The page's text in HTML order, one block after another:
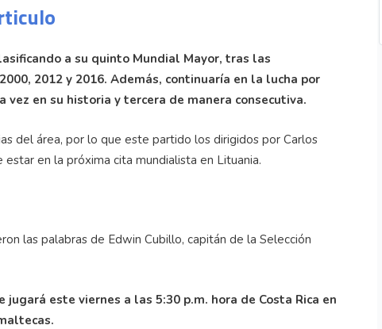
a su quinto Mundial Mayor, tras las
2012 y 2016. Además, continuaría en la lucha por
vez en su historia y tercera de manera consecutiva.
del área, por lo que este partido los dirigidos por Carlos
en la próxima cita mundialista en Lituania.
las palabras de Edwin Cubillo, capitán de la Selección
este viernes a las 5:30 p.m. hora de Costa Rica en